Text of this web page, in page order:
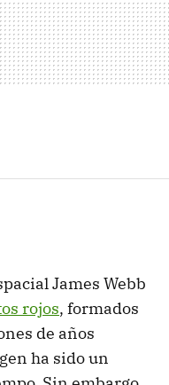
James Webb
rojos, formados
de años
ha sido un